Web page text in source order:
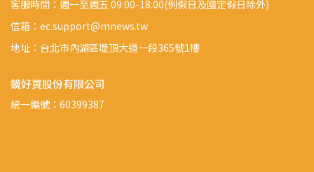
客服時間：週一至週五 09:00-18:00(例假日及國定假日除外)
信箱：ec.support@mnews.tw
地址：台北市內湖區堤頂大道一段365號1樓
鏡好買股份有限公司
統一編號：60399387